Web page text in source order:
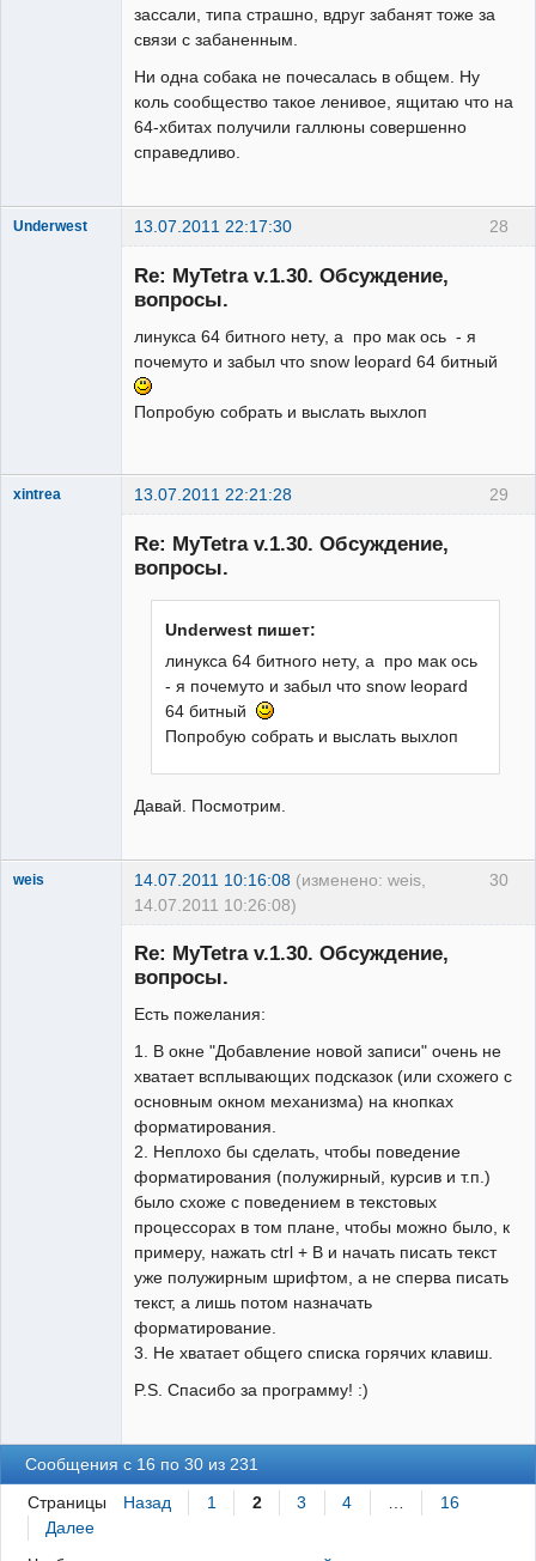
зассали, типа страшно, вдруг забанят тоже за
связи с забаненным.
Ни одна собака не почесалась в общем. Ну
коль сообщество такое ленивое, ящитаю что на
64-хбитах получили галлюны совершенно
справедливо.
28
Underwest 13.07.2011 22:17:30
Re: MyTetra v.1.30. Обсуждение,
вопросы.
линукса 64 битного нету, а про мак ось - я
почемуто и забыл что snow leopard 64 битный
Попробую собрать и выслать выхлоп
29
xintrea 13.07.2011 22:21:28
Re: MyTetra v.1.30. Обсуждение,
вопросы.
Underwest пишет:
линукса 64 битного нету, а про мак ось
- я почемуто и забыл что snow leopard
64 битный
Попробую собрать и выслать выхлоп
Давай. Посмотрим.
30
weis 14.07.2011 10:16:08 (изменено: weis,
14.07.2011 10:26:08)
Re: MyTetra v.1.30. Обсуждение,
вопросы.
Есть пожелания:
1. В окне "Добавление новой записи" очень не
хватает всплывающих подсказок (или схожего с
основным окном механизма) на кнопках
форматирования.
2. Неплохо бы сделать, чтобы поведение
форматирования (полужирный, курсив и т.п.)
было схоже с поведением в текстовых
процессорах в том плане, чтобы можно было, к
примеру, нажать ctrl + B и начать писать текст
уже полужирным шрифтом, а не сперва писать
текст, а лишь потом назначать
форматирование.
3. Не хватает общего списка горячих клавиш.
P.S. Спасибо за программу! :)
Сообщения с 16 по 30 из 231
Страницы Назад 1 2 3 4
16
Далее